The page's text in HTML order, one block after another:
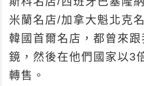
米蘭名店/加拿大魁北克
韓國首爾名店，都曾來
鏡，然後在他們國家以3
轉售。